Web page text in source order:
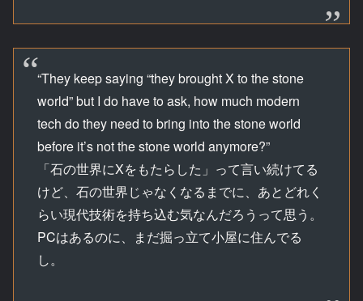
“They keep saying “they brought X to the stone
world” but I do have to ask, how much modern
tech do they need to bring into the stone world
before it’s not the stone world anymore?”
「石の世界にXをもたらした」って言い続けてる
けど、石の世界じゃなくなるまでに、あとどれく
らい現代技術を持ち込む気なんだろうって思う。
PCはあるのに、まだ掘っ立て小屋に住んでる
し。